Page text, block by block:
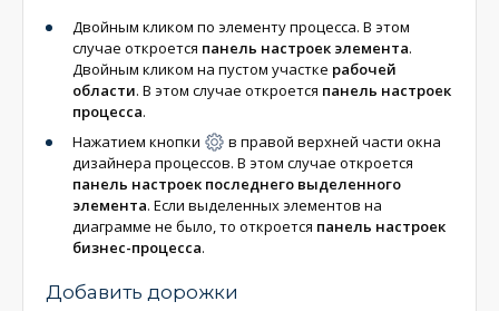
Двойным кликом по элементу процесса. В этом
случае откроется панель настроек элемента.
Двойным кликом на пустом участке рабочей
области. В этом случае откроется панель настроек
процесса.
Нажатием кнопки
в правой верхней части окна
дизайнера процессов. В этом случае откроется
панель настроек последнего выделенного
элемента. Если выделенных элементов на
диаграмме не было, то откроется панель настроек
бизнес-процесса.
Добавить дорожки